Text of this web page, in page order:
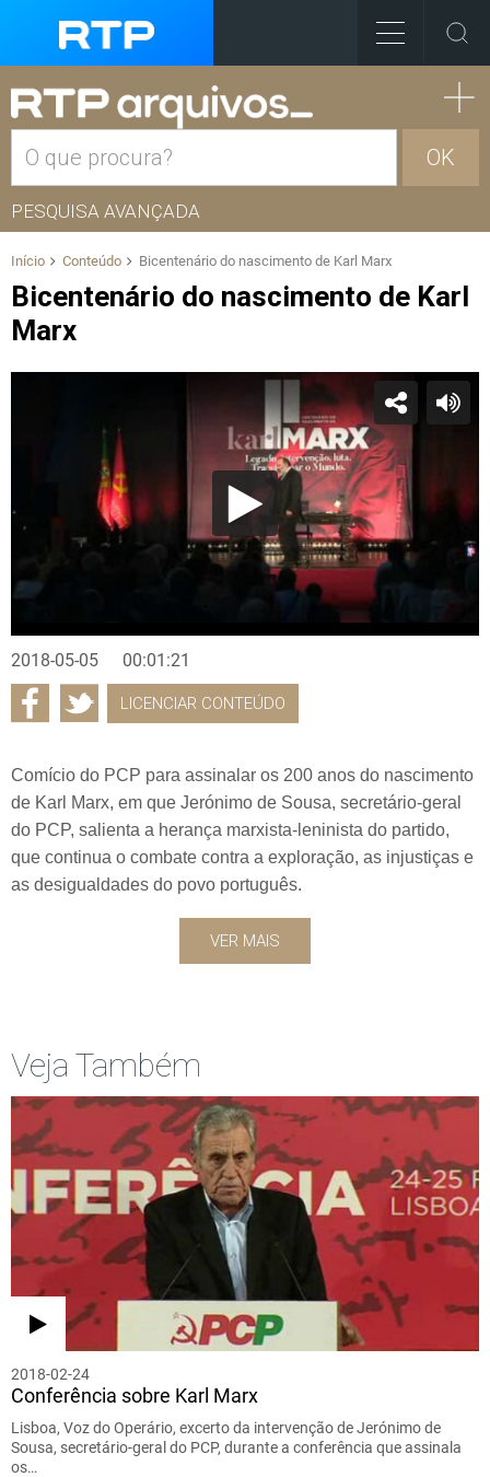
OK
PESQUISA AVANÇADA
Início Conteúdo Bicentenário do nascimento de Karl Marx
Bicentenário do nascimento de Karl
Marx
2018-05-05 00:01:21
LICENCIAR CONTEÚDO
Comício do PCP para assinalar os 200 anos do nascimento
de Karl Marx, em que Jerónimo de Sousa, secretário-geral
do PCP, salienta a herança marxista-leninista do partido,
que continua o combate contra a exploração, as injustiças e
as desigualdades do povo português.
VER MAIS
Veja Também
2018-02-24
Conferência sobre Karl Marx
Lisboa, Voz do Operário, excerto da intervenção de Jerónimo de
Sousa, secretário-geral do PCP, durante a conferência que assinala
os…